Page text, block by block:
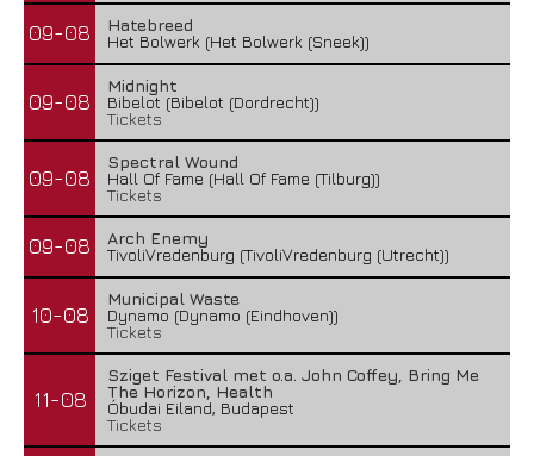
09-08
Hatebreed
Het Bolwerk (Het Bolwerk (Sneek))
09-08
Midnight
Bibelot (Bibelot (Dordrecht))
Tickets
09-08
Spectral Wound
Hall Of Fame (Hall Of Fame (Tilburg))
Tickets
09-08
Arch Enemy
TivoliVredenburg (TivoliVredenburg (Utrecht))
10-08
Municipal Waste
Dynamo (Dynamo (Eindhoven))
Tickets
11-08
Sziget Festival met o.a. John Coffey, Bring Me
The Horizon, Health
Óbudai Eiland, Budapest
Tickets